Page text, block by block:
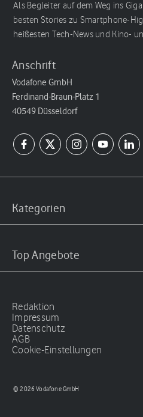
Als Begleiter auf dem Weg ins
besten Stories zu Smartphone-
heißesten Tech-News und Kino-
Anschrift
Vodafone GmbH
Ferdinand-Braun-Platz 1
40549 Düsseldorf
Kategorien
Top Angebote
Redaktion
Impressum
Datenschutz
AGB
Cookie-Einstellungen
© 2026 Vodafone GmbH